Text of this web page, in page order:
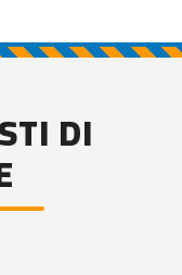
DI